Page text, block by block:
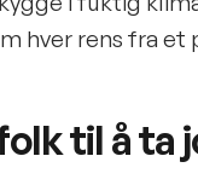
hver rens fra et
til å ta